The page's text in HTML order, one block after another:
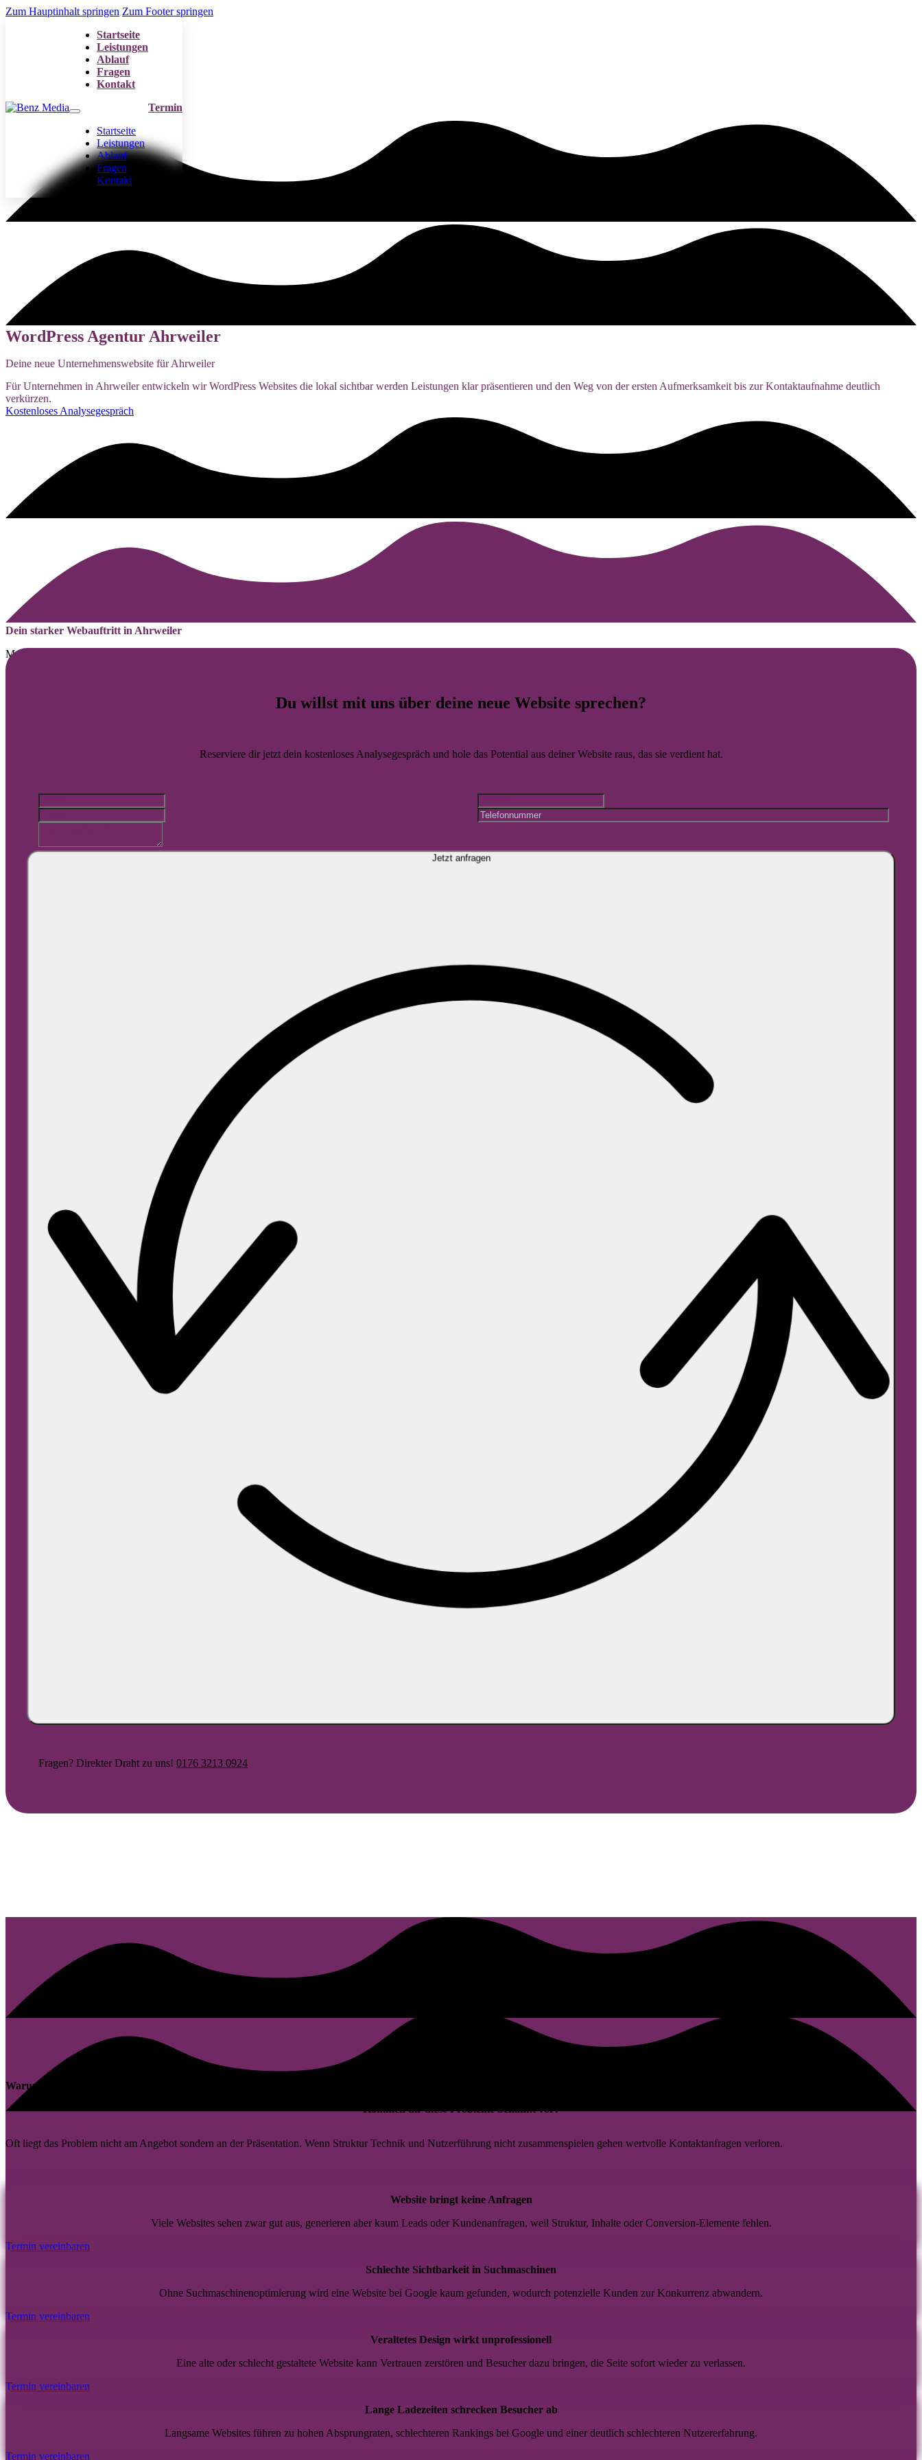
Zum Hauptinhalt springen Zum Footer springen
Startseite
Leistungen
Ablauf
Fragen
Kontakt
Startseite
Leistungen
Ablauf
Fragen
Kontakt
Termin
WordPress Agentur Ahrweiler
Deine neue Unternehmenswebsite für Ahrweiler
Für Unternehmen in Ahrweiler entwickeln wir WordPress Websites die lokal sichtbar werden Leistungen klar präsentieren und den Weg von der ersten Aufmerksamkeit bis zur Kontaktaufnahme deutlich
verkürzen.
Kostenloses Analysegespräch
Dein starker Webauftritt in Ahrweiler
Moderne Webauftritte für Selbstständige und Unternehmen in Ahrweiler
Du willst mit uns über deine neue Website sprechen?
Reserviere dir jetzt dein kostenloses Analysegespräch und hole das Potential aus deiner Website raus, das sie verdient hat.
Guardian Jetzt anfragen
Fragen? Direkter Draht zu uns! 0176 3213 0924
Warum viele Websites in Ahrweiler Potenzial verschenken
Kommen dir diese Probleme bekannt vor?
Oft liegt das Problem nicht am Angebot sondern an der Präsentation. Wenn Struktur Technik und Nutzerführung nicht zusammenspielen gehen wertvolle Kontaktanfragen verloren.
Website bringt keine Anfragen
Viele Websites sehen zwar gut aus, generieren aber kaum Leads oder Kundenanfragen, weil Struktur, Inhalte oder Conversion-Elemente fehlen.
Termin vereinbaren
Schlechte Sichtbarkeit in Suchmaschinen
Ohne Suchmaschinenoptimierung wird eine Website bei Google kaum gefunden, wodurch potenzielle Kunden zur Konkurrenz abwandern.
Termin vereinbaren
Veraltetes Design wirkt unprofessionell
Eine alte oder schlecht gestaltete Website kann Vertrauen zerstören und Besucher dazu bringen, die Seite sofort wieder zu verlassen.
Termin vereinbaren
Lange Ladezeiten schrecken Besucher ab
Langsame Websites führen zu hohen Absprungraten, schlechteren Rankings bei Google und einer deutlich schlechteren Nutzererfahrung.
Termin vereinbaren